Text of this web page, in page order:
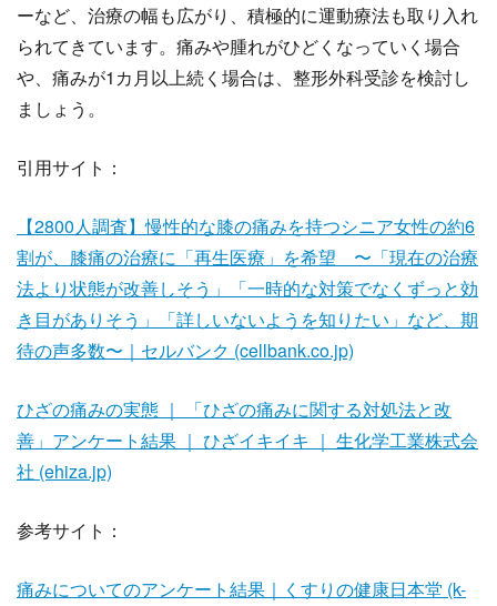
ーなど、治療の幅も広がり、積極的に運動療法も取り入れ
られてきています。痛みや腫れがひどくなっていく場合
や、痛みが1カ月以上続く場合は、整形外科受診を検討し
ましょう。
引用サイト：
【2800人調査】慢性的な膝の痛みを持つシニア女性の約6
割が、膝痛の治療に「再生医療」を希望 〜「現在の治療
法より状態が改善しそう」「一時的な対策でなくずっと効
き目がありそう」「詳しいないようを知りたい」など、期
待の声多数〜｜セルバンク (cellbank.co.jp)
ひざの痛みの実態 ｜ 「ひざの痛みに関する対処法と改
善」アンケート結果 ｜ ひざイキイキ ｜ 生化学工業株式会
社 (ehiza.jp)
参考サイト：
痛みについてのアンケート結果｜くすりの健康日本堂 (k-